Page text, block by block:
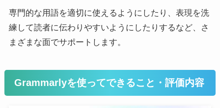
専門的な用語を適切に使えるようにしたり、表現を洗
練して読者に伝わりやすいようにしたりするなど、さ
まざまな面でサポートします。
Grammarlyを使ってできること・評価内容